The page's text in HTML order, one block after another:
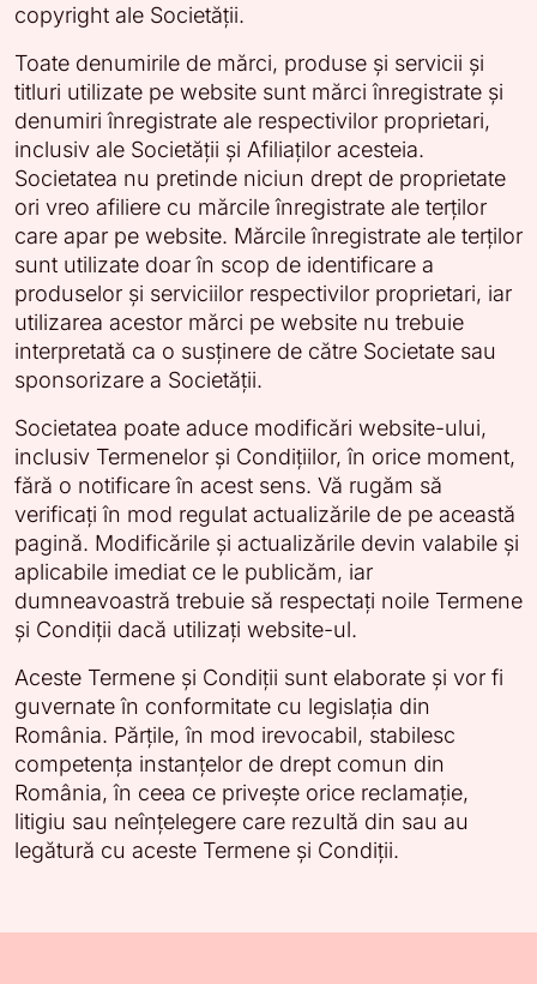
copyright ale Societății.
Toate denumirile de mărci, produse și servicii și
titluri utilizate pe website sunt mărci înregistrate și
denumiri înregistrate ale respectivilor proprietari,
inclusiv ale Societății și Afiliaților acesteia.
Societatea nu pretinde niciun drept de proprietate
ori vreo afiliere cu mărcile înregistrate ale terților
care apar pe website. Mărcile înregistrate ale terților
sunt utilizate doar în scop de identificare a
produselor și serviciilor respectivilor proprietari, iar
utilizarea acestor mărci pe website nu trebuie
interpretată ca o susținere de către Societate sau
sponsorizare a Societății.
Societatea poate aduce modificări website-ului,
inclusiv Termenelor și Condițiilor, în orice moment,
fără o notificare în acest sens. Vă rugăm să
verificați în mod regulat actualizările de pe această
pagină. Modificările și actualizările devin valabile și
aplicabile imediat ce le publicăm, iar
dumneavoastră trebuie să respectați noile Termene
și Condiții dacă utilizați website-ul.
Aceste Termene și Condiții sunt elaborate și vor fi
guvernate în conformitate cu legislația din
România. Părțile, în mod irevocabil, stabilesc
competența instanțelor de drept comun din
România, în ceea ce privește orice reclamație,
litigiu sau neînțelegere care rezultă din sau au
legătură cu aceste Termene și Condiții.